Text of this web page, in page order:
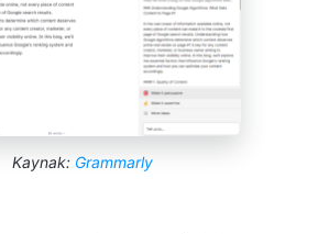
Kaynak: Grammarly